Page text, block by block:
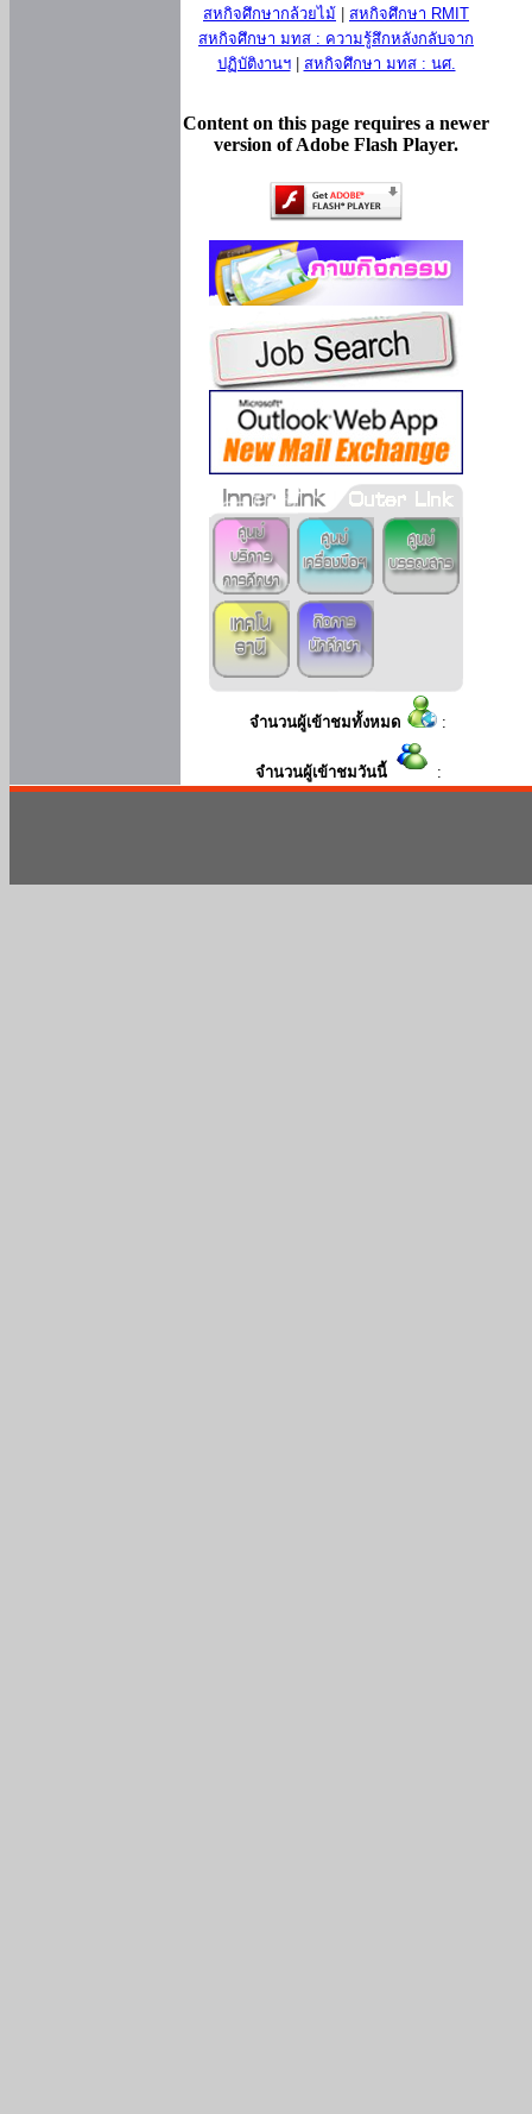
สหกิจศึกษากล้วยไม้
สหกิจศึกษา RMIT
สหกิจศึกษา มทส : ความรู้สึกหลังกลับจาก
ปฏิบัติงานฯ| สหกิจศึกษา มทส : นศ.
Content on this page requires a newer
version of Adobe Flash Player.
จำนวนผู้เข้าชมทั้งหมด :
จำนวนผู้เข้าชมวันนี้ :